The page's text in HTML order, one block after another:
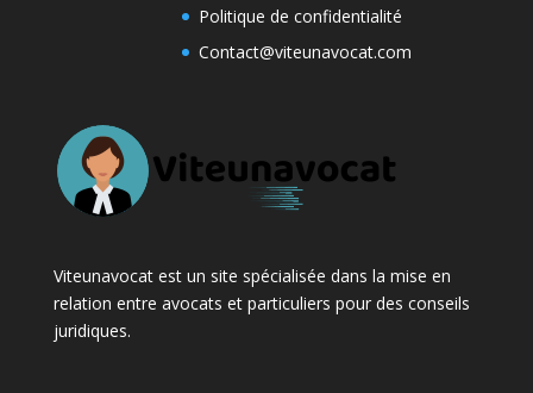
Politique de confidentialité
Contact@viteunavocat.com
Viteunavocat est un site spécialisée dans la mise en
relation entre avocats et particuliers pour des conseils
juridiques.